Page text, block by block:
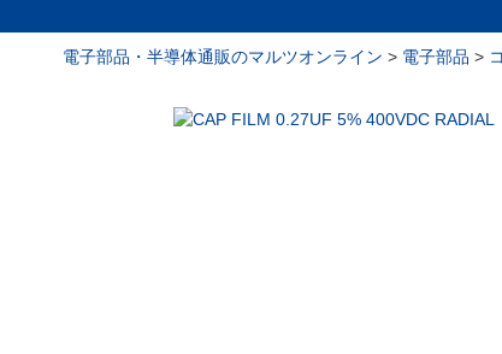
電子部品・半導体通販のマルツオンライン > 電子部品 >